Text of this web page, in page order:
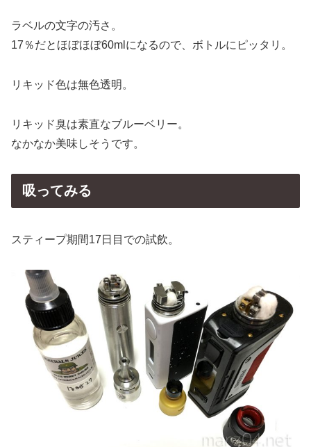
ラベルの文字の汚さ。
17％だとほぼほぼ60mlになるので、ボトルにピッタリ。
リキッド色は無色透明。
リキッド臭は素直なブルーベリー。
なかなか美味しそうです。
吸ってみる
スティープ期間17日目での試飲。